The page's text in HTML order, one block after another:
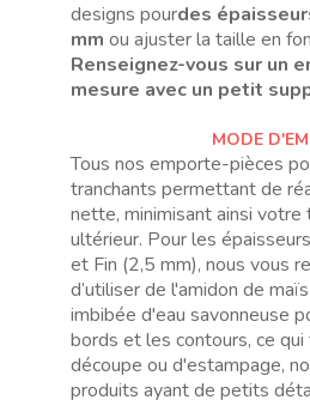
designs pourdes
mm ou ajuster la taille en
Renseignez-vous sur un
mesure avec un petit
MODE
Tous nos emporte-pièces
tranchants permettant de
nette, minimisant ainsi votre
ultérieur. Pour les
et Fin (2,5 mm), nous vous
d’utiliser de l'amidon de
imbibée d'eau savonneuse
bords et les contours, ce
découpe ou d'estampage,
produits ayant de petits